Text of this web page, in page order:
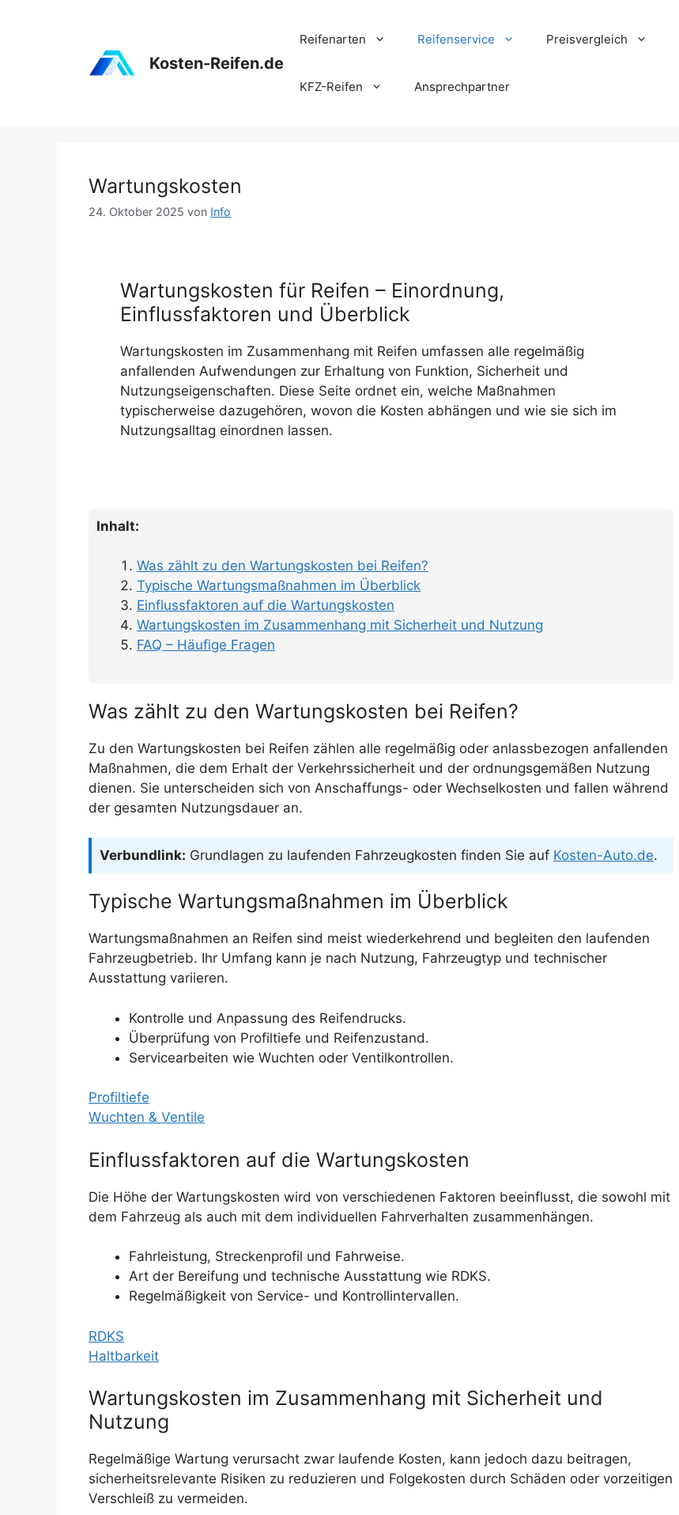
Kosten-Reifen.de
Reifenarten Reifenservice Preisvergleich
KFZ-Reifen Ansprechpartner
Wartungskosten
24. Oktober 2025 von Info
Wartungskosten für Reifen – Einordnung,
Einflussfaktoren und Überblick
Wartungskosten im Zusammenhang mit Reifen umfassen alle regelmäßig
anfallenden Aufwendungen zur Erhaltung von Funktion, Sicherheit und
Nutzungseigenschaften. Diese Seite ordnet ein, welche Maßnahmen
typischerweise dazugehören, wovon die Kosten abhängen und wie sie sich im
Nutzungsalltag einordnen lassen.
Inhalt:
Was zählt zu den Wartungskosten bei Reifen?
Typische Wartungsmaßnahmen im Überblick
Einflussfaktoren auf die Wartungskosten
Wartungskosten im Zusammenhang mit Sicherheit und Nutzung
FAQ – Häufige Fragen
Was zählt zu den Wartungskosten bei Reifen?
Zu den Wartungskosten bei Reifen zählen alle regelmäßig oder anlassbezogen anfallenden
Maßnahmen, die dem Erhalt der Verkehrssicherheit und der ordnungsgemäßen Nutzung
dienen. Sie unterscheiden sich von Anschaffungs- oder Wechselkosten und fallen während
der gesamten Nutzungsdauer an.
Verbundlink: Grundlagen zu laufenden Fahrzeugkosten finden Sie auf Kosten-Auto.de.
Typische Wartungsmaßnahmen im Überblick
Wartungsmaßnahmen an Reifen sind meist wiederkehrend und begleiten den laufenden
Fahrzeugbetrieb. Ihr Umfang kann je nach Nutzung, Fahrzeugtyp und technischer
Ausstattung variieren.
Kontrolle und Anpassung des Reifendrucks.
Überprüfung von Profiltiefe und Reifenzustand.
Servicearbeiten wie Wuchten oder Ventilkontrollen.
Profiltiefe
Wuchten & Ventile
Einflussfaktoren auf die Wartungskosten
Die Höhe der Wartungskosten wird von verschiedenen Faktoren beeinflusst, die sowohl mit
dem Fahrzeug als auch mit dem individuellen Fahrverhalten zusammenhängen.
Fahrleistung, Streckenprofil und Fahrweise.
Art der Bereifung und technische Ausstattung wie RDKS.
Regelmäßigkeit von Service- und Kontrollintervallen.
RDKS
Haltbarkeit
Wartungskosten im Zusammenhang mit Sicherheit und
Nutzung
Regelmäßige Wartung verursacht zwar laufende Kosten, kann jedoch dazu beitragen,
sicherheitsrelevante Risiken zu reduzieren und Folgekosten durch Schäden oder vorzeitigen
Verschleiß zu vermeiden.